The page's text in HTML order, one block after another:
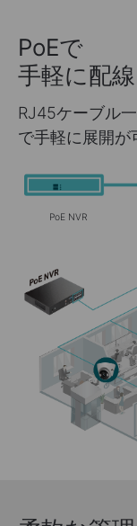
PoEで
手軽に配線
RJ45ケーブル
で手軽に展開が
PoE NVR